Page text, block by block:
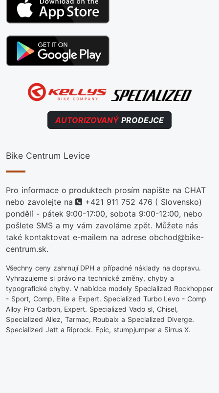
AUTORIZOVANÝPRODEJCE
Bike Centrum Levice
Pro informace o produktech prosím napište na CHAT
nebo zavolejte na
telefon
+421 911 752 476 ( Slovensko)
pondělí - pátek 9:00-17:00, sobota 9:00-12:00, nebo
pošlete SMS a my vám zavoláme zpět. Můžete nás
také kontaktovat e-mailem na adrese obchod@bike-
centrum.sk.
Všechny ceny zahrnují DPH a případné náklady na dopravu.
Vyhrazujeme si právo na technické změny, chyby a
typografické chyby. V nabídce modely Specialized Rockhopper
- Sport, Comp, Elite a Expert. Specialized Turbo Levo - Comp
Alloy Pro Carbon, Expert. Specialized Vado sl, Chisel,
Specialized Allez, Tarmac, Roubaix a Specialized Diverge.
Specialized Jett a Riprock. Epic, stumpjumper a Sirrus X.